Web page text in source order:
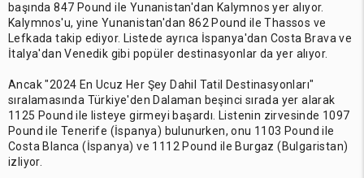
başında 847 Pound ile Yunanistan'dan Kalymnos yer alıyor.
Kalymnos'u, yine Yunanistan'dan 862 Pound ile Thassos ve
Lefkada takip ediyor. Listede ayrıca İspanya'dan Costa Brava ve
İtalya'dan Venedik gibi popüler destinasyonlar da yer alıyor.
Ancak "2024 En Ucuz Her Şey Dahil Tatil Destinasyonları"
sıralamasında Türkiye'den Dalaman beşinci sırada yer alarak
1125 Pound ile listeye girmeyi başardı. Listenin zirvesinde 1097
Pound ile Tenerife (İspanya) bulunurken, onu 1103 Pound ile
Costa Blanca (İspanya) ve 1112 Pound ile Burgaz (Bulgaristan)
izliyor.